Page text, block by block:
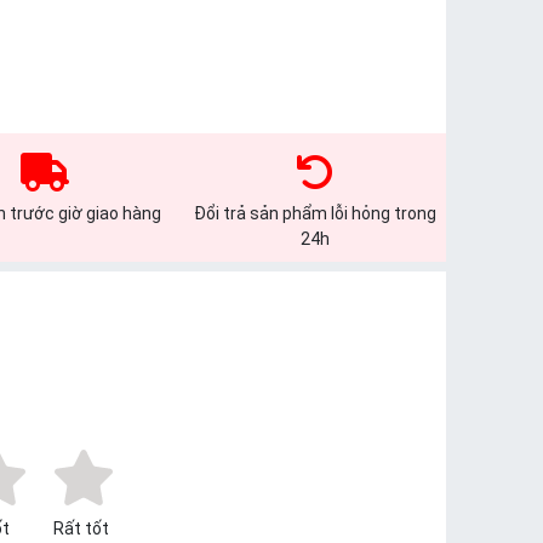
trước giờ giao hàng
Đổi trả sản phẩm lỗi hỏng trong
24h
Rất tốt